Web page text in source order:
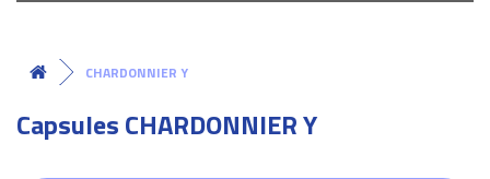
CHARDONNIER Y
Capsules CHARDONNIER Y